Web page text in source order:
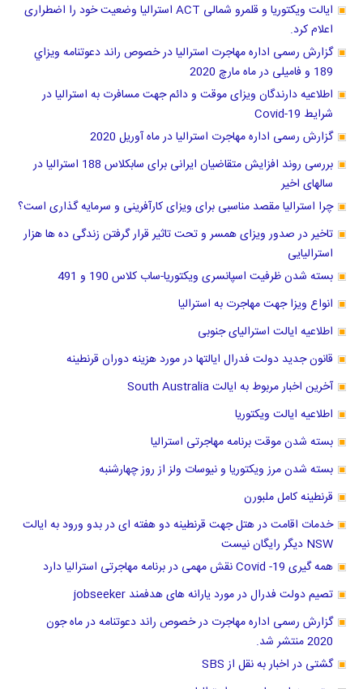
ایالت ویکتوریا و قلمرو شمالی ACT استرالیا وضعیت خود را اضطراری
اعلام کرد.
گزارش رسمی اداره مهاجرت استرالیا در خصوص راند دعوتنامه ويزاي
189 و فامیلی در ماه مارچ 2020
اطلاعیه دارندگان ویزای موقت و دائم جهت مسافرت به استرالیا در
شرایط Covid-19
گزارش رسمی اداره مهاجرت استرالیا در ماه آوریل 2020
بررسی روند افزایش متقاضیان ایرانی برای سابکلاس 188 استرالیا در
سالهای اخیر
چرا استرالیا مقصد مناسبی برای ویزای کارآفرینی و سرمایه گذاری است؟
تاخیر در صدور ویزای همسر و تحت تاثیر قرار گرفتن زندگی ده ها هزار
استرالیایی
بسته شدن ظرفیت اسپانسری ویکتوریا-ساب کلاس 190 و 491
انواع ویزا جهت مهاجرت به استرالیا
اطلاعیه ایالت استرالیای جنوبی
قانون جدید دولت فدرال ایالتها در مورد هزینه دوران قرنطینه
آخرین اخبار مربوط به ایالت South Australia
اطلاعیه ایالت ویکتوریا
بسته شدن موقت برنامه مهاجرتی استرالیا
بسته شدن مرز ویکتوریا و نیوسات ولز از روز چهارشنبه
قرنطینه کامل ملبورن
خدمات اقامت در هتل جهت قرنطینه دو هفته ای در بدو ورود به ایالت
NSW دیگر رایگان نیست
همه گیری Covid -19 نقش مهمی در برنامه مهاجرتی استرالیا دارد
تصیم دولت فدرال در مورد یارانه های هدفمند jobseeker
گزارش رسمی اداره مهاجرت در خصوص راند دعوتنامه در ماه جون
2020 منتشر شد.
گشتی در اخبار به نقل از SBS